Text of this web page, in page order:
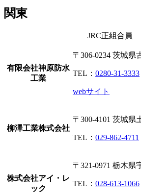
関東
JRC正組合員
有限会社神原防水
工業
〒306-0234 茨城県
TEL： 0280-31-3333
webサイト
柳澤工業株式会社
〒300-4101 茨城県
TEL： 029-862-4711
株式会社アイ・レ
ック
〒321-0971 栃木県
TEL： 028-613-1066